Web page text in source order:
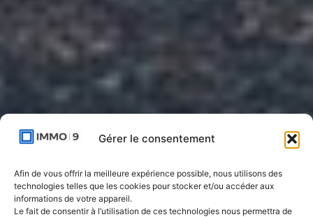
Gérer le consentement
Afin de vous offrir la meilleure expérience possible, nous utilisons des
technologies telles que les cookies pour stocker et/ou accéder aux
informations de votre appareil.
Le fait de consentir à l’utilisation de ces technologies nous permettra de